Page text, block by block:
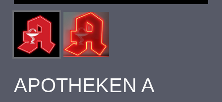
APOTHEKEN A